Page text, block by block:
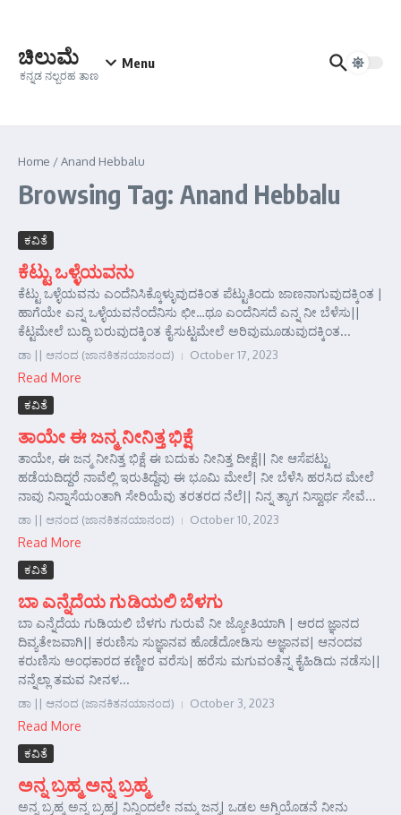
ಚಿಲುಮೆ
ಕನ್ನಡ ನಲ್ಬರಹ ತಾಣ
Menu
Home /Anand Hebbalu
Browsing Tag: Anand Hebbalu
ಕವಿತೆ
ಕೆಟ್ಟು ಒಳ್ಳೆಯವನು
ಕೆಟ್ಟು ಒಳ್ಳೆಯವನು ಎಂದೆನಿಸಿಕ್ಕೊಳ್ಳುವುದಕಿಂತ ಪೆಟ್ಟುತಿಂದು ಜಾಣನಾಗುವುದಕ್ಕಿಂತ |
ಹಾಗೆಯೇ ಎನ್ನ ಒಳ್ಳೆಯವನೆಂದೆನಿಸು ಛೀ…ಥೂ ಎಂದೆನಿಸದೆ ಎನ್ನ ನೀ ಬೆಳೆಸು||
ಕೆಟ್ಟಮೇಲೆ ಬುದ್ಧಿ ಬರುವುದಕ್ಕಿಂತ ಕೈಸುಟ್ಟಮೇಲೆ ಅರಿವುಮೂಡುವುದಕ್ಕಿಂತ...
ಡಾ || ಆನಂದ (ಜಾನಕಿತನಯಾನಂದ) October 17, 2023
Read More
ಕವಿತೆ
ತಾಯೇ ಈ ಜನ್ಮ ನೀನಿತ್ತ ಭಿಕ್ಷೆ
ತಾಯೇ, ಈ ಜನ್ಮ ನೀನಿತ್ತ ಭಿಕ್ಷೆ ಈ ಬದುಕು ನೀನಿತ್ತ ದೀಕ್ಷೆ|| ನೀ ಆಸೆಪಟ್ಟು
ಹಡೆಯದಿದ್ದರೆ ನಾವೆಲ್ಲಿ ಇರುತಿದ್ದೆವು ಈ ಭೂಮಿ ಮೇಲೆ| ನೀ ಬೆಳೆಸಿ ಹರಸಿದ ಮೇಲೆ
ನಾವು ನಿನ್ನಾಸೆಯಂತಾಗಿ ಸೇರಿಯೆವು ತರತರದ ನೆಲೆ|| ನಿನ್ನ ತ್ಯಾಗ ನಿಸ್ವಾರ್ಥ ಸೇವೆ...
ಡಾ || ಆನಂದ (ಜಾನಕಿತನಯಾನಂದ) October 10, 2023
Read More
ಕವಿತೆ
ಬಾ ಎನ್ನೆದೆಯ ಗುಡಿಯಲಿ ಬೆಳಗು
ಬಾ ಎನ್ನೆದೆಯ ಗುಡಿಯಲಿ ಬೆಳಗು ಗುರುವೆ ನೀ ಜ್ಯೋತಿಯಾಗಿ | ಆರದ ಜ್ಞಾನದ
ದಿವ್ಯತೇಜವಾಗಿ|| ಕರುಣಿಸು ಸುಜ್ಞಾನವ ಹೊಡೆದೋಡಿಸು ಅಜ್ಞಾನವ| ಆನಂದವ
ಕರುಣಿಸು ಅಂಧಕಾರದ ಕಣ್ಣೀರ ವರೆಸು| ಹರೆಸು ಮಗುವಂತೆನ್ನ ಕೈಹಿಡಿದು ನಡೆಸು||
ನನ್ನೆಲ್ಲಾ ತಮವ ನೀನಳ...
ಡಾ || ಆನಂದ (ಜಾನಕಿತನಯಾನಂದ) October 3, 2023
Read More
ಕವಿತೆ
ಅನ್ನ ಬ್ರಹ್ಮ ಅನ್ನ ಬ್ರಹ್ಮ
ಅನ್ನ ಬ್ರಹ್ಮ ಅನ್ನ ಬ್ರಹ್ಮ| ನಿನ್ನಿಂದಲೇ ನಮ್ಮ ಜನ್ಮ| ಒಡಲ ಅಗ್ನಿಯೊಡನೆ ನೀನು